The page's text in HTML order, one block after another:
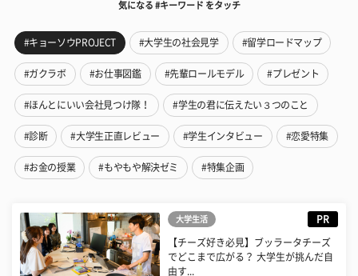
気になる #キーワード をタッチ
#キョーソウPROJECT #大学生の社会見学 #留学ロードマップ
#ガクラボ #お仕事図鑑 #先輩ロールモデル #プレゼント
#ほんとにいい会社見つけ隊！ #学生の君に伝えたい３つのこと
#診断 #大学生正直レビュー #学生インタビュー #恋愛特集
#お金の授業 #もやもや解決ゼミ #特集企画
大学生活 PR
【チーズ好き必見】ブッラータチーズ
でどこまで広がる？ 大学生が挑んだ自
由す...